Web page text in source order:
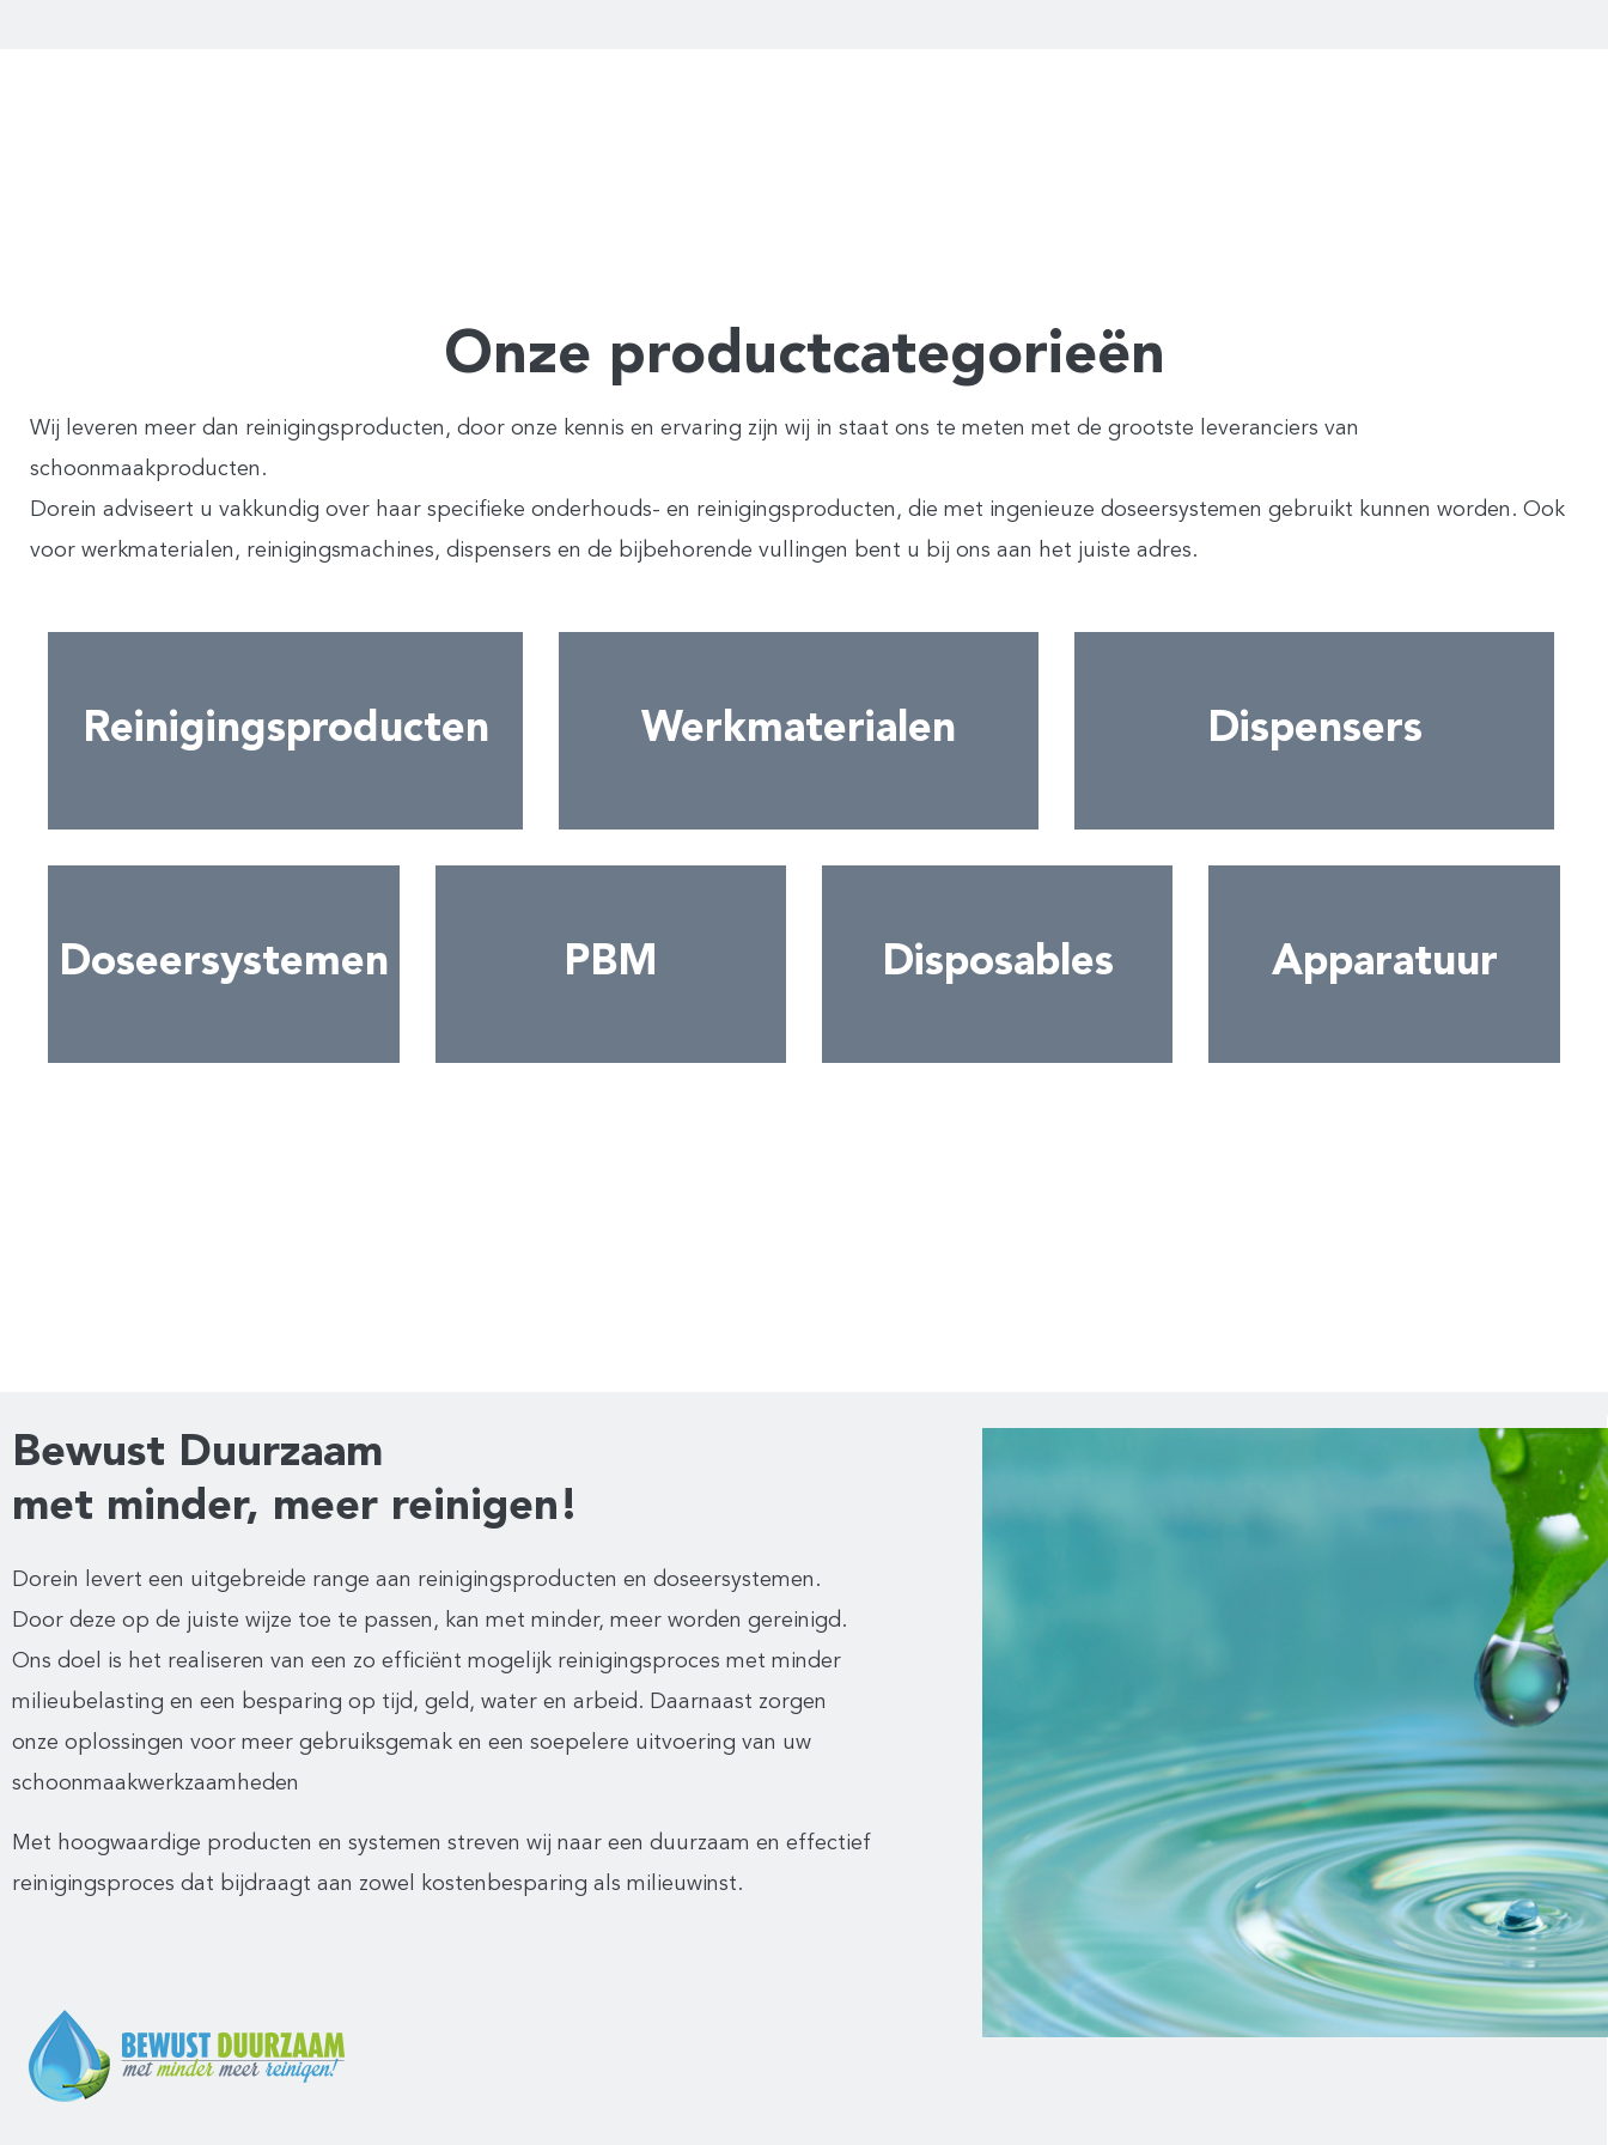
Onze productcategorieën
Wij leveren meer dan reinigingsproducten, door onze kennis en ervaring zijn wij in staat ons te meten met de grootste leveranciers van
schoonmaakproducten.
Dorein adviseert u vakkundig over haar specifieke onderhouds- en reinigingsproducten, die met ingenieuze doseersystemen gebruikt kunnen worden. Ook
voor werkmaterialen, reinigingsmachines, dispensers en de bijbehorende vullingen bent u bij ons aan het juiste adres.
Reinigingsproducten Werkmaterialen Dispensers
Doseersystemen PBM Disposables Apparatuur
Bewust Duurzaam
met minder, meer reinigen!
Dorein levert een uitgebreide range aan reinigingsproducten en doseersystemen.
Door deze op de juiste wijze toe te passen, kan met minder, meer worden gereinigd.
Ons doel is het realiseren van een zo efficiënt mogelijk reinigingsproces met minder
milieubelasting en een besparing op tijd, geld, water en arbeid. Daarnaast zorgen
onze oplossingen voor meer gebruiksgemak en een soepelere uitvoering van uw
schoonmaakwerkzaamheden
Met hoogwaardige producten en systemen streven wij naar een duurzaam en effectief
reinigingsproces dat bijdraagt aan zowel kostenbesparing als milieuwinst.